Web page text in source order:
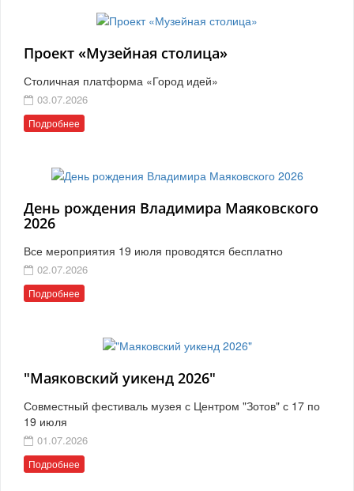
Проект «Музейная столица»
Столичная платформа «Город идей»
03.07.2026
Подробнее
День рождения Владимира Маяковского
2026
Все мероприятия 19 июля проводятся бесплатно
02.07.2026
Подробнее
"Маяковский уикенд 2026"
Совместный фестиваль музея с Центром "Зотов" с 17 по
19 июля
01.07.2026
Подробнее